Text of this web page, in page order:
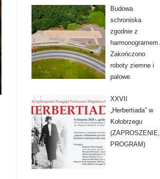
Budowa
schroniska
zgodnie z
harmonogramem.
Zakończono
roboty ziemne i
palowe
XXVII
„Herbertiada” w
Kołobrzegu
(ZAPROSZENIE,
PROGRAM)